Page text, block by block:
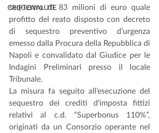
CRIPTOVALUTE
sequestro di 83 milioni di euro quale
profitto del reato disposto con decreto
di sequestro preventivo d’urgenza
emesso dalla Procura della Repubblica di
Napoli e convalidato dal Giudice per le
Indagini Preliminari presso il locale
Tribunale.
La misura fa seguito all’esecuzione del
sequestro dei crediti d’imposta fittizi
relativi al c.d. “Superbonus 110%”,
originati da un Consorzio operante nel